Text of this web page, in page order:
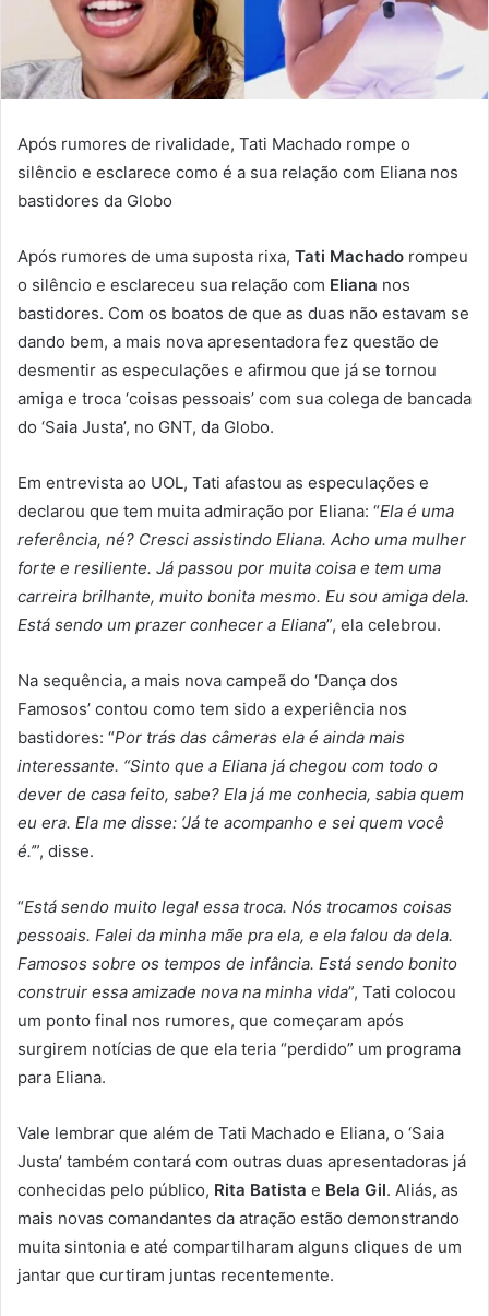
Após rumores de rivalidade, Tati Machado rompe o
silêncio e esclarece como é a sua relação com Eliana nos
bastidores da Globo
Após rumores de uma suposta rixa, Tati Machado rompeu
o silêncio e esclareceu sua relação com Eliana nos
bastidores. Com os boatos de que as duas não estavam se
dando bem, a mais nova apresentadora fez questão de
desmentir as especulações e afirmou que já se tornou
amiga e troca ‘coisas pessoais’ com sua colega de bancada
do ‘Saia Justa’, no GNT, da Globo.
Em entrevista ao UOL, Tati afastou as especulações e
declarou que tem muita admiração por Eliana: “Ela é uma
referência, né? Cresci assistindo Eliana. Acho uma mulher
forte e resiliente. Já passou por muita coisa e tem uma
carreira brilhante, muito bonita mesmo. Eu sou amiga dela.
Está sendo um prazer conhecer a Eliana”, ela celebrou.
Na sequência, a mais nova campeã do ‘Dança dos
Famosos’ contou como tem sido a experiência nos
bastidores: “Por trás das câmeras ela é ainda mais
interessante. “Sinto que a Eliana já chegou com todo o
dever de casa feito, sabe? Ela já me conhecia, sabia quem
eu era. Ela me disse: ‘Já te acompanho e sei quem você
é.’”, disse.
“Está sendo muito legal essa troca. Nós trocamos coisas
pessoais. Falei da minha mãe pra ela, e ela falou da dela.
Famosos sobre os tempos de infância. Está sendo bonito
construir essa amizade nova na minha vida”, Tati colocou
um ponto final nos rumores, que começaram após
surgirem notícias de que ela teria “perdido” um programa
para Eliana.
Vale lembrar que além de Tati Machado e Eliana, o ‘Saia
Justa’ também contará com outras duas apresentadoras já
conhecidas pelo público, Rita Batista e Bela Gil. Aliás, as
mais novas comandantes da atração estão demonstrando
muita sintonia e até compartilharam alguns cliques de um
jantar que curtiram juntas recentemente.